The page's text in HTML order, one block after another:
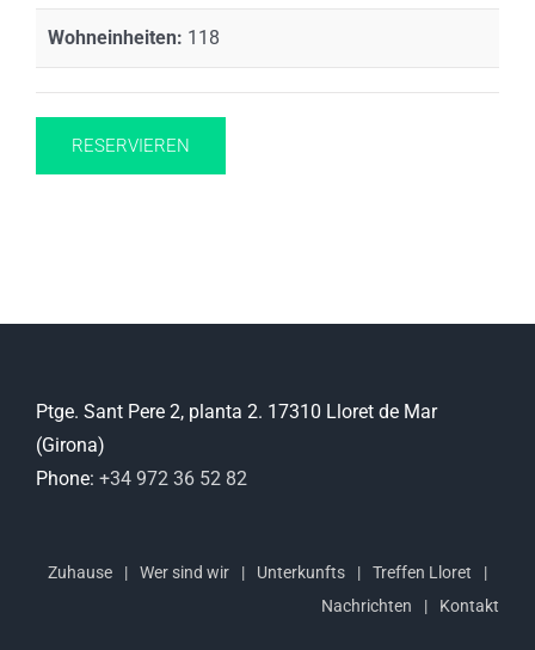
Wohneinheiten: 118
RESERVIEREN
Ptge. Sant Pere 2, planta 2. 17310 Lloret de Mar
(Girona)
Phone: +34 972 36 52 82
Zuhause Wer sind wir Unterkunfts
Treffen Lloret
Nachrichten
Kontakt